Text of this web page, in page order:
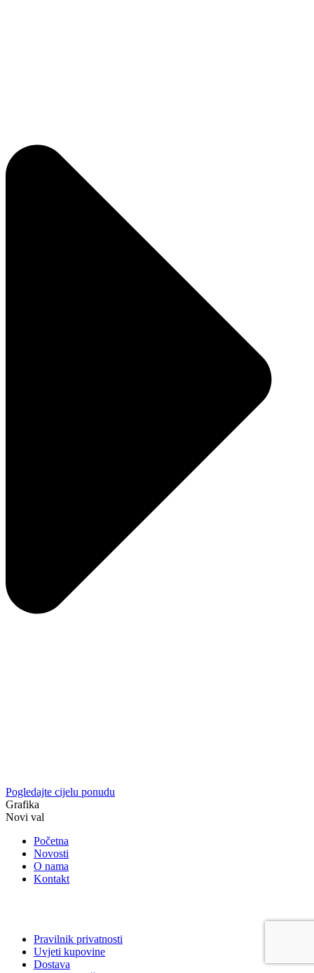
Pogledajte cijelu ponudu
Grafika
Novi val
Početna
Novosti
O nama
Kontakt
Pravilnik privatnosti
Uvjeti kupovine
Dostava